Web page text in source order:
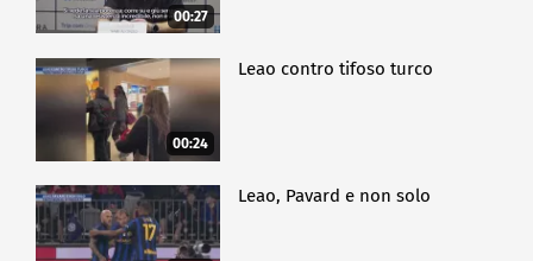
00:27
00:24
Leao contro tifoso turco
Leao, Pavard e non solo